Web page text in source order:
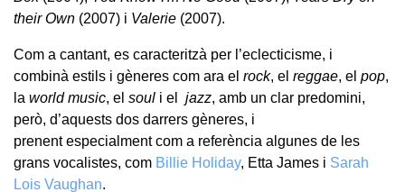
their Own (2007) i Valerie (2007).
Com a cantant, es caracteritzà per l’eclecticisme, i
combinà estils i gèneres com ara el rock, el reggae, el pop,
la world music, el soul i el jazz, amb un clar predomini,
però, d’aquests dos darrers gèneres, i
prenent especialment com a referència algunes de les
grans vocalistes, com Billie Holiday, Etta James i Sarah
Lois Vaughan.